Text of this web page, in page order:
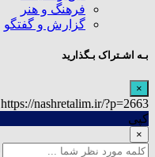
فرهنگ و هنر
گزارش و گفتگو
بـه اشـتراک بـگذارید
×
https://nashretalim.ir/?p=2663
کپی
×